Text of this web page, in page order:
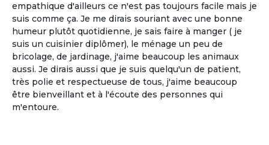
empathique d'ailleurs ce n'est pas toujours facile mais je
suis comme ça. Je me dirais souriant avec une bonne
humeur plutôt quotidienne, je sais faire à manger ( je
suis un cuisinier diplômer), le ménage un peu de
bricolage, de jardinage, j'aime beaucoup les animaux
aussi. Je dirais aussi que je suis quelqu'un de patient,
très polie et respectueuse de tous, j'aime beaucoup
être bienveillant et à l'écoute des personnes qui
m'entoure.
Le partage